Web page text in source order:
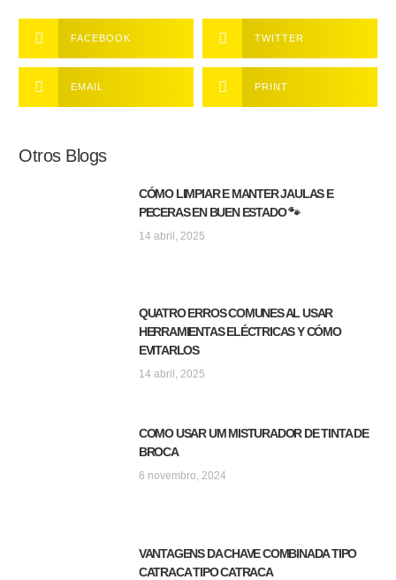
FACEBOOK TWITTER
EMAIL PRINT
Otros Blogs
CÓMO LIMPIAR E MANTER JAULAS E
PECERAS EN BUEN ESTADO 🐾
14 abril, 2025
QUATRO ERROS COMUNES AL USAR
HERRAMIENTAS ELÉCTRICAS Y CÓMO
EVITARLOS
14 abril, 2025
COMO USAR UM MISTURADOR DE TINTA DE
BROCA
6 novembro, 2024
VANTAGENS DA CHAVE COMBINADA TIPO
CATRACA TIPO CATRACA